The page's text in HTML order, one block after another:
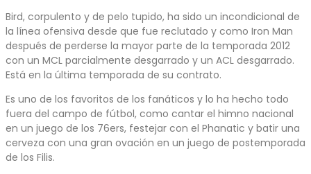
Bird, corpulento y de pelo tupido, ha sido un incondicional de
la línea ofensiva desde que fue reclutado y como Iron Man
después de perderse la mayor parte de la temporada 2012
con un MCL parcialmente desgarrado y un ACL desgarrado.
Está en la última temporada de su contrato.
Es uno de los favoritos de los fanáticos y lo ha hecho todo
fuera del campo de fútbol, ​​como cantar el himno nacional
en un juego de los 76ers, festejar con el Phanatic y batir una
cerveza con una gran ovación en un juego de postemporada
de los Filis.